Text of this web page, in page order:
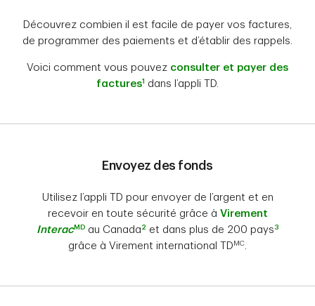
Découvrez combien il est facile de payer vos factures,
de programmer des paiements et d’établir des rappels.
Voici comment vous pouvez consulter et payer des
factures1 dans l’appli TD.
Envoyez des fonds
Utilisez l’appli TD pour envoyer de l’argent et en
recevoir en toute sécurité grâce à Virement
InteracMD au Canada 2 et dans plus de 200 pays 3
grâce à Virement international TD MC